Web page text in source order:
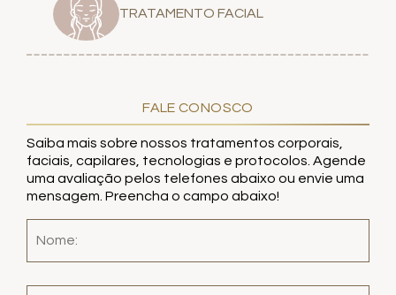
TRATAMENTO FACIAL
FALE CONOSCO
Saiba mais sobre nossos tratamentos corporais,
faciais, capilares, tecnologias e protocolos. Agende
uma avaliação pelos telefones abaixo ou envie uma
mensagem. Preencha o campo abaixo!